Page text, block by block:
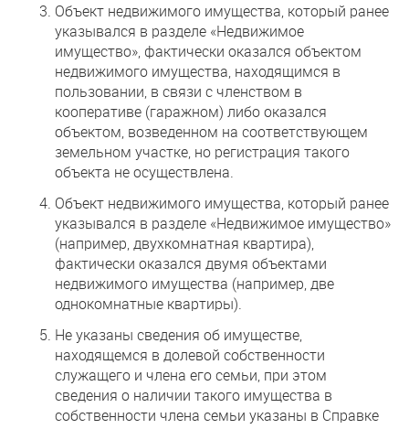
Объект недвижимого имущества, который ранее
указывался в разделе «Недвижимое
имущество», фактически оказался объектом
недвижимого имущества, находящимся в
пользовании, в связи с членством в
кооперативе (гаражном) либо оказался
объектом, возведенном на соответствующем
земельном участке, но регистрация такого
объекта не осуществлена.
Объект недвижимого имущества, который ранее
указывался в разделе «Недвижимое имущество»
(например, двухкомнатная квартира),
фактически оказался двумя объектами
недвижимого имущества (например, две
однокомнатные квартиры).
Не указаны сведения об имуществе,
находящемся в долевой собственности
служащего и члена его семьи, при этом
сведения о наличии такого имущества в
собственности члена семьи указаны в Справке